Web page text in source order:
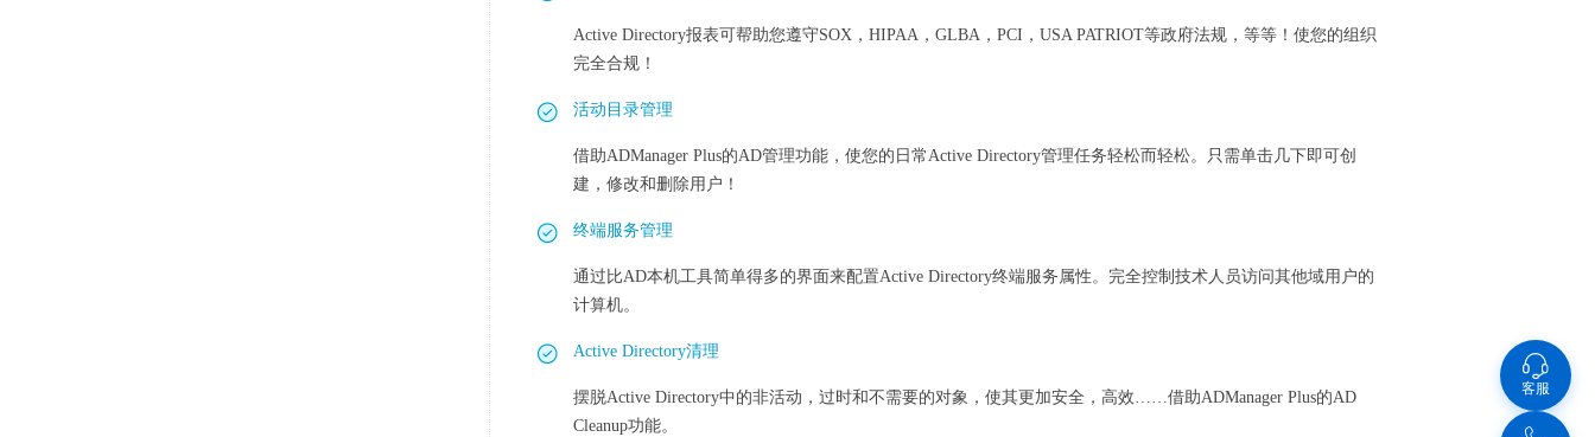
Active Directory报表可帮助您遵守SOX，HIPAA，GLBA，PCI，USA PATRIOT等政府法规，等等！使您的组织
完全合规！
活动目录管理
借助ADManager Plus的AD管理功能，使您的日常Active Directory管理任务轻松而轻松。只需单击几下即可创
建，修改和删除用户！
终端服务管理
通过比AD本机工具简单得多的界面来配置Active Directory终端服务属性。完全控制技术人员访问其他域用户的
计算机。
Active Directory清理
摆脱Active Directory中的非活动，过时和不需要的对象，使其更加安全，高效……借助ADManager Plus的AD
Cleanup功能。
客服